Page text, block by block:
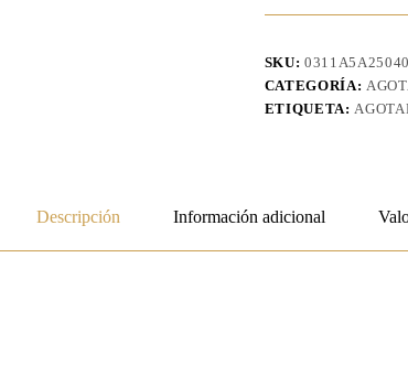
SKU:
CATEGORÍA:
ETIQUETA:
Descripción Información adicional